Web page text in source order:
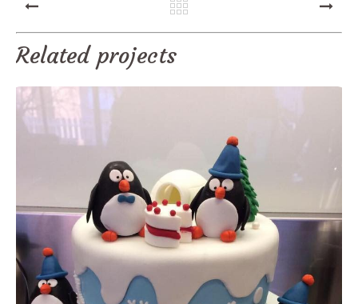
PREV NEXT
Related projects